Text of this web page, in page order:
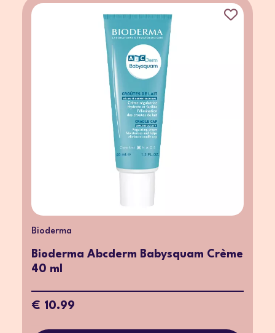
Bioderma
Bioderma Abcderm Babysquam Crème
40 ml
€ 10.99